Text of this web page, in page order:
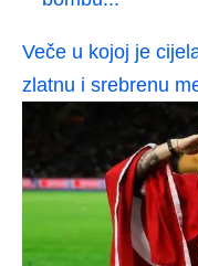
Veče u kojoj je
zlatnu i srebrenu